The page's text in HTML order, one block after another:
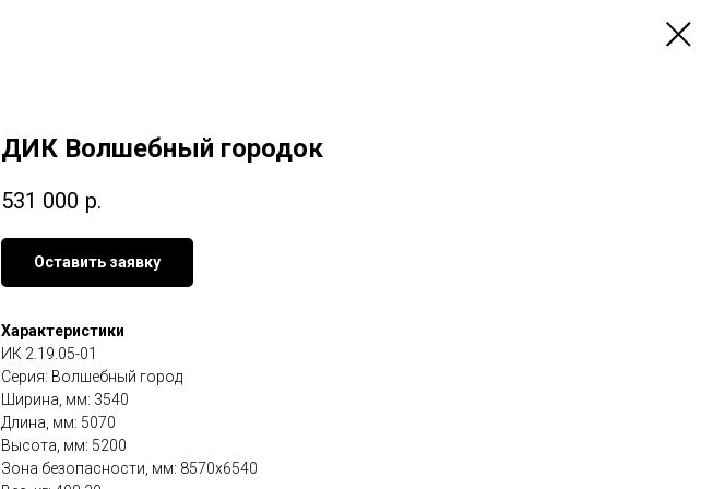
ДИК Волшебный городок
531 000 р.
Оставить заявку
Характеристики
ИК 2.19.05-01
Серия: Волшебный город
Ширина, мм: 3540
Длина, мм: 5070
Высота, мм: 5200
Зона безопасности, мм: 8570х6540